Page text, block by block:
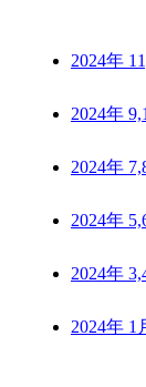
2024年
2024年
2024年
2024年
2024年
2024年 1